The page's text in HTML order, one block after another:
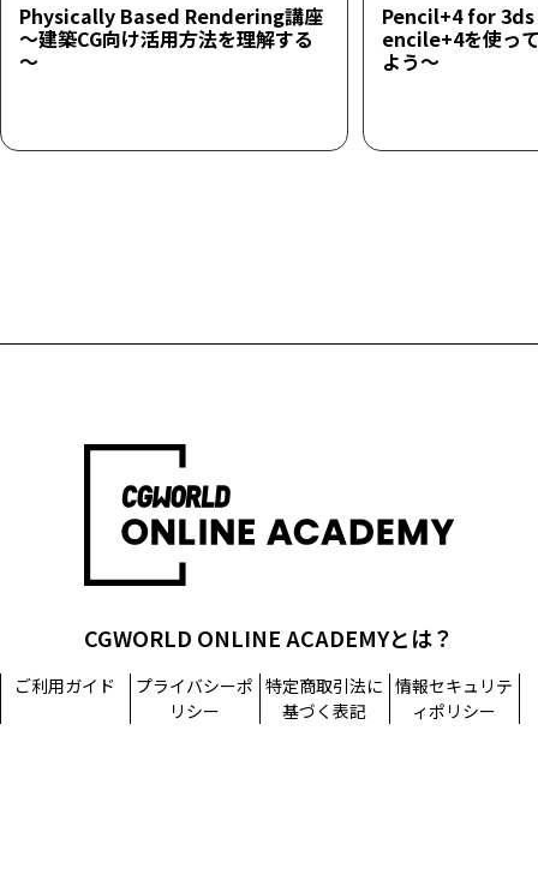
Physically Based Rendering講座
～建築CG向け活用方法を理解する
～
Pencil+4 for 3ds
encile+4を使っ
よう～
CGWORLD ONLINE ACADEMYとは？
ご利用ガイド
プライバシーポ
リシー
特定商取引法に
基づく表記
情報セキュリテ
ィポリシー